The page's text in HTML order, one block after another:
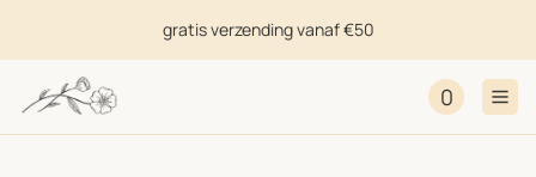
gratis verzending vanaf €50
0